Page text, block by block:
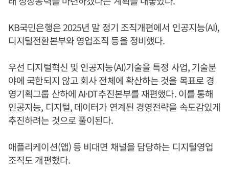
KB국민은행은 2025년 말 정기 조직개편에서 인공지능(AI),
디지털전환본부와 영업조직 등을 정비했다.
우선 디지털혁신 및 인공지능(AI)기술을 특정 사업, 기술분
야에 국한되지 않고 회사 전체에 확산하는 것을 목표로 경
영기획그룹 산하에 AI·DT추진본부를 재편했다. 이를 통해
인공지능, 디지털, 데이터가 연계된 경영전략을 속도감있게
추진하려는 것으로 풀이된다.
애플리케이션(앱) 등 비대면 채널을 담당하는 디지털영업
조직도 개편했다.